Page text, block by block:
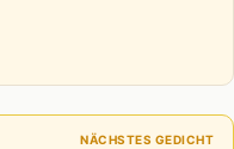
NÄCHSTES GEDICHT